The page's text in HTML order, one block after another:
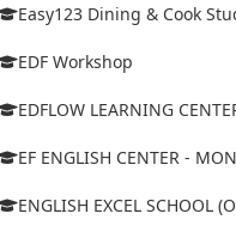
Easy123 Dining & Cook
EDF Workshop
EDFLOW LEARNING
EF ENGLISH CENTER -
ENGLISH EXCEL SCHOOL